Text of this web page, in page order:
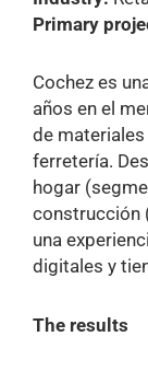
Primary
Cochez es
años en el
de
ferretería.
hogar
construcción
una
digitales y
The results